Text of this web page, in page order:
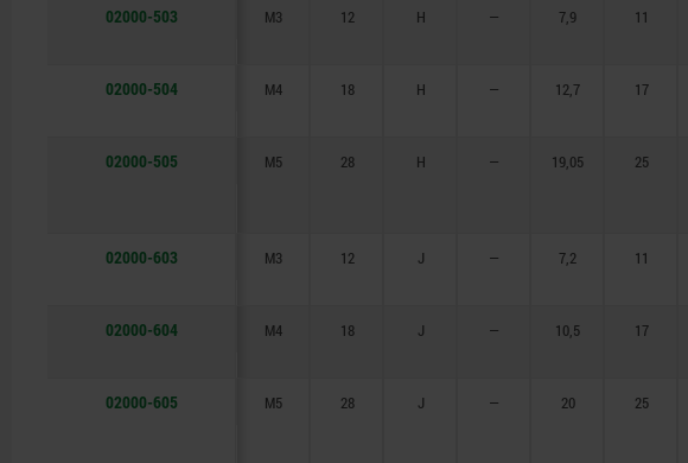
02000-503 M3 12 H — 7,9 11
02000-504 M4 18 H — 12,7 17
02000-505 M5 28 H — 19,05 25
02000-603 M3 12 J — 7,2 11
02000-604 M4 18 J — 10,5 17
02000-605 M5 28 J — 20 25